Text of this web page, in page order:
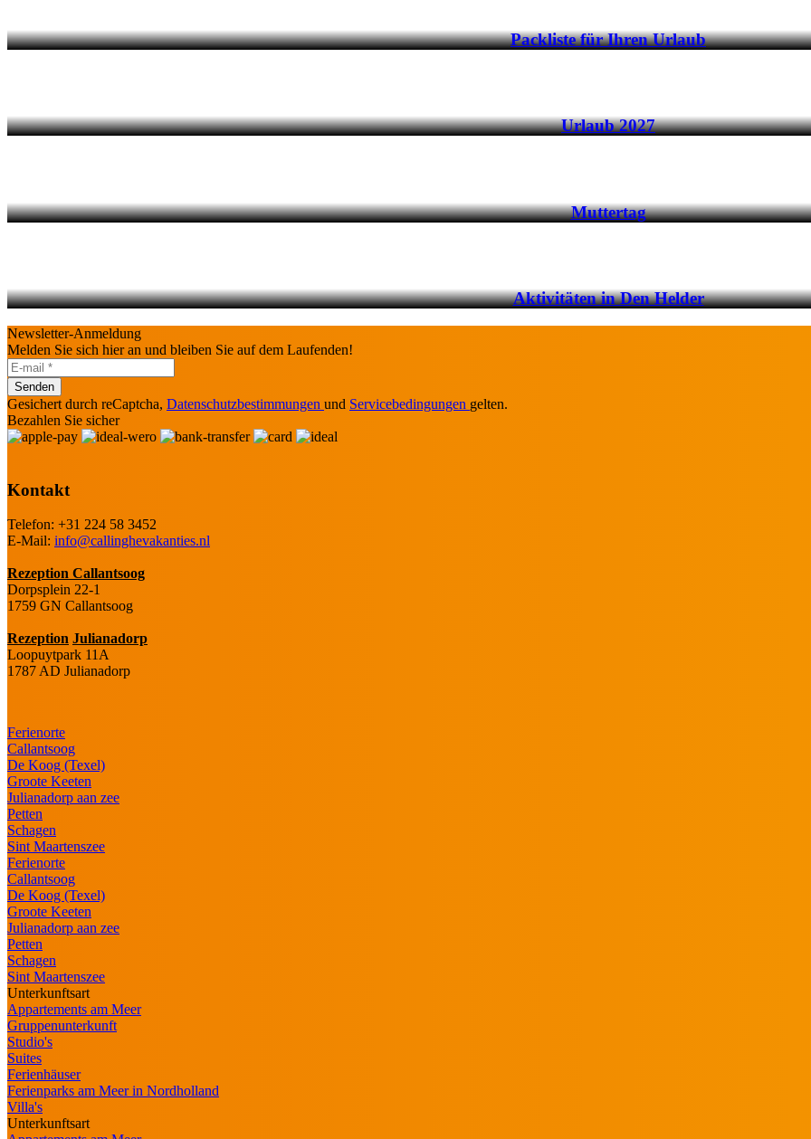
Packliste für Ihren Urlaub
Urlaub 2027
Muttertag
Aktivitäten in Den Helder
Newsletter-Anmeldung
Melden Sie sich hier an und bleiben Sie auf dem Laufenden!
Senden
Gesichert durch reCaptcha, Datenschutzbestimmungen und Servicebedingungen gelten.
Bezahlen Sie sicher
Kontakt
Telefon: +31 224 58 3452
E-Mail: info@callinghevakanties.nl
Rezeption Callantsoog
Dorpsplein 22-1
1759 GN Callantsoog
Rezeption Julianadorp
Loopuytpark 11A
1787 AD Julianadorp
Ferienorte
Callantsoog
De Koog (Texel)
Groote Keeten
Julianadorp aan zee
Petten
Schagen
Sint Maartenszee
Ferienorte
Callantsoog
De Koog (Texel)
Groote Keeten
Julianadorp aan zee
Petten
Schagen
Sint Maartenszee
Unterkunftsart
Appartements am Meer
Gruppenunterkunft
Studio's
Suites
Ferienhäuser
Ferienparks am Meer in Nordholland
Villa's
Unterkunftsart